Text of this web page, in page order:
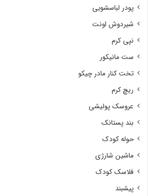
پودر لباسشویی
شیردوش اونت
نپی کرم
ست مانیکور
تخت کنار مادر چیکو
ریچ کرم
عروسک پولیشی
بند پستانک
حوله کودک
ماشین شارژی
فلاسک کودک
پیشبند